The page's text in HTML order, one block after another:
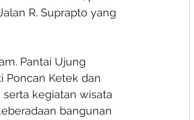
R. Suprapto yang
Pantai Ujung
Poncan Ketek dan
kegiatan wisata
bangunan